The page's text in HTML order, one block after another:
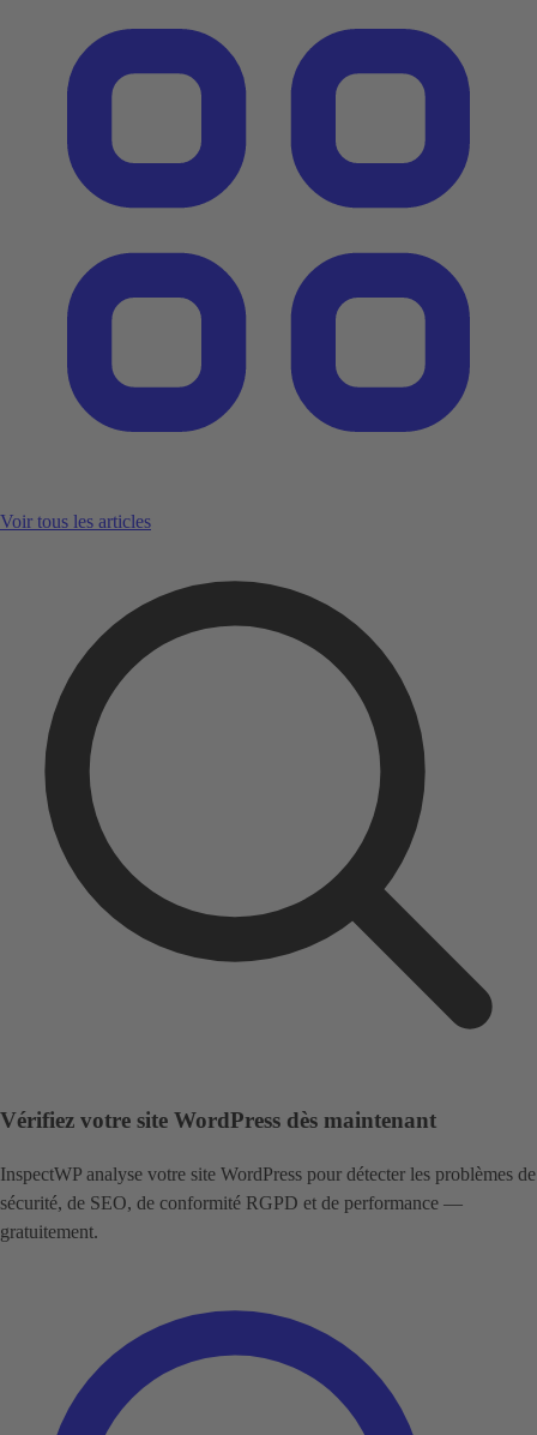
Voir tous les articles
Vérifiez votre site WordPress dès maintenant
InspectWP analyse votre site WordPress pour détecter les problèmes de
sécurité, de SEO, de conformité RGPD et de performance —
gratuitement.